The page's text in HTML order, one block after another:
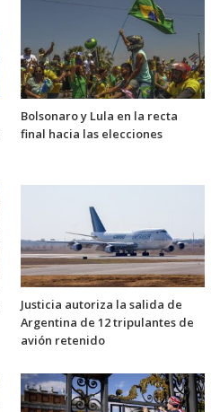
Bolsonaro y Lula en la recta
final hacia las elecciones
Justicia autoriza la salida de
Argentina de 12 tripulantes de
avión retenido